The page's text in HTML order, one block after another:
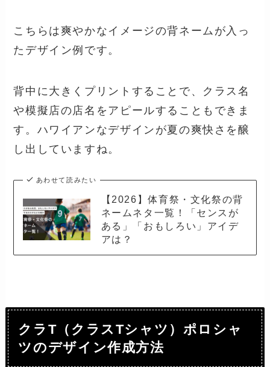
こちらは爽やかなイメージの背ネームが入っ
たデザイン例です。
背中に大きくプリントすることで、クラス名
や模擬店の店名をアピールすることもできま
す。ハワイアンなデザインが夏の爽快さを醸
し出していますね。
あわせて読みたい
【2026】体育祭・文化祭の背
ネームネタ一覧！「センスが
ある」「おもしろい」アイデ
アは？
クラT（クラスTシャツ）ポロシャ
ツのデザイン作成方法